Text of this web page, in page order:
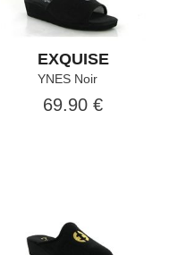
EXQUISE
YNES Noir
69.90 €